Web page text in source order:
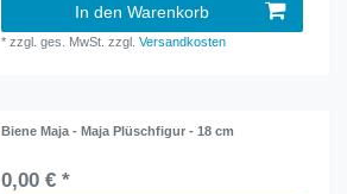
In den Warenkorb
*zzgl. ges. MwSt. zzgl.Versandkosten
Biene Maja - Maja Plüschfigur - 18 cm
0,00 € *